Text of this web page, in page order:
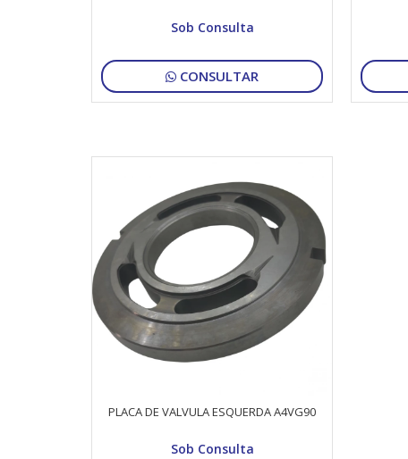
Sob Consulta
CONSULTAR
PLACA DE VALVULA ESQUERDA A4VG90
Sob Consulta